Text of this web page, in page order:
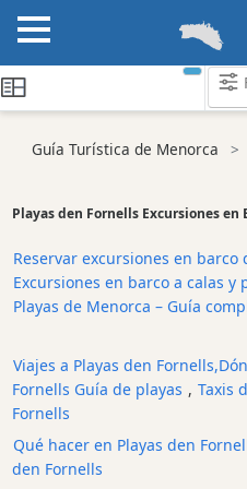
Atraccion
Resort
Playa
Vírgene
Lugares
interés
y
lugares
de
interés
Guía Turística de Menorca
Playas den Fornells Excursiones en
Reservar excursiones en barco
Excursiones en barco a calas y
Playas de Menorca – Guía
Viajes a Playas den
Fornells Guía de playas , Taxis
Fornells
Qué hacer en Playas den
den Fornells